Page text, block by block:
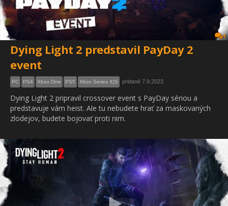
1
Dying Light 2 predstavil PayDay 2
event
PC PS4 Xbox One PS5 Xbox Series X|S pridané 7.9.2023
Dying Light 2 pripravil crossover event s PayDay sériou a
predstavuje vám heist. Ale tu nebudete hrať za maskovaných
zlodejov, budete bojovať proti nim.